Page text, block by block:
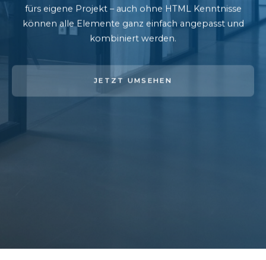
fürs eigene Projekt – auch ohne HTML Kenntnisse
können alle Elemente ganz einfach angepasst und
kombiniert werden.
JETZT UMSEHEN